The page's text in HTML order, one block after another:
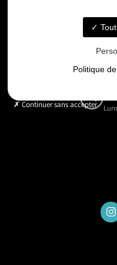
Politique
Continuer sans accepter